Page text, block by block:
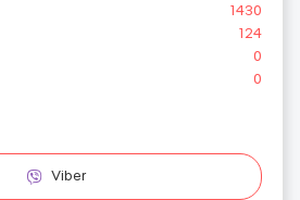
1430
124
0
0
Viber